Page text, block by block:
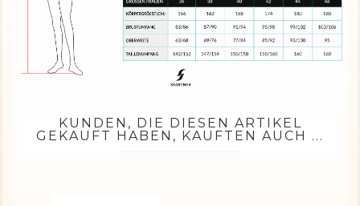
KUNDEN, DIE DIESEN ARTIKEL
GEKAUFT HABEN, KAUFTEN AUCH ...